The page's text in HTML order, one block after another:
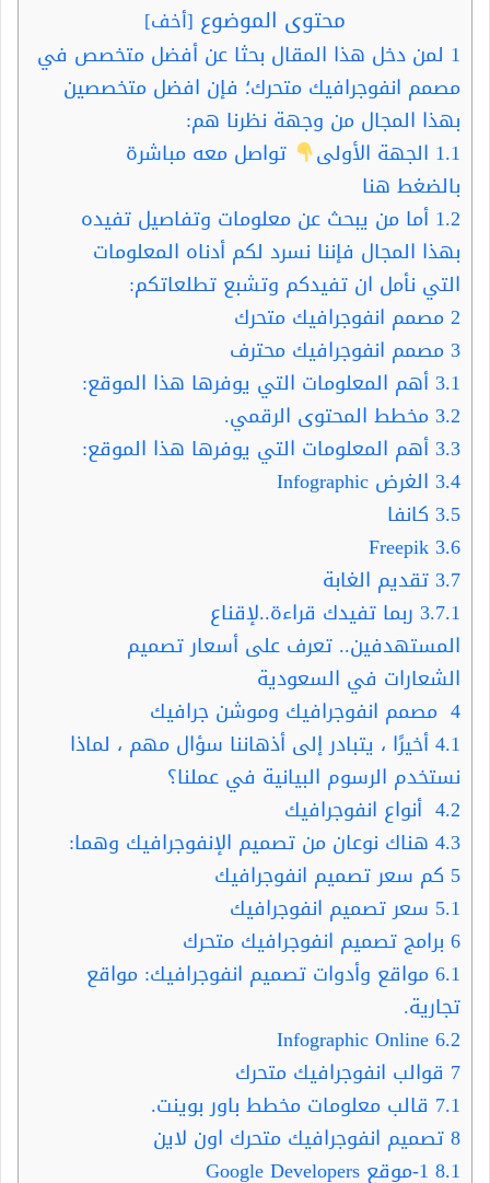
محتوى الموضوع [أخف]
1 لمن دخل هذا المقال بحثا عن أفضل متخصص في
مصمم انفوجرافيك متحرك؛ فإن افضل متخصصين
بهذا المجال من وجهة نظرنا هم:
1.1 الجهة الأولى
تواصل معه مباشرة
بالضغط هنا
1.2 أما من يبحث عن معلومات وتفاصيل تفيده
بهذا المجال فإننا نسرد لكم أدناه المعلومات
التي نأمل ان تفيدكم وتشبع تطلعاتكم:
2مصمم انفوجرافيك متحرك
3مصمم انفوجرافيك محترف
3.1أهم المعلومات التي يوفرها هذا الموقع:
3.2مخطط المحتوى الرقمي.
3.3أهم المعلومات التي يوفرها هذا الموقع:
3.4 الغرض Infographic
3.5 كانفا
3.6
3.7تقديم الغابة
3.7.1 ربما تفيدك قراءة..لإقناع
المستهدفين.. تعرف على أسعار تصميم
الشعارات في السعودية
4 مصمم انفوجرافيك وموشن جرافيك
4.1أخيرًا ، يتبادر إلى أذهاننا سؤال مهم ، لماذا
نستخدم الرسوم البيانية في عملنا؟
4.2 أنواع انفوجرافيك
4.3 هناك نوعان من تصميم الإنفوجرافيك وهما:
5 كم سعر تصميم انفوجرافيك
5.1 سعر تصميم انفوجرافيك
6 برامج تصميم انفوجرافيك متحرك
6.1مواقع وأدوات تصميم انفوجرافيك: مواقع
تجارية.
6.2
7 قوالب انفوجرافيك متحرك
7.1 قالب معلومات مخطط باور بوينت.
8تصميم انفوجرافيك متحرك اون لاين
8.1